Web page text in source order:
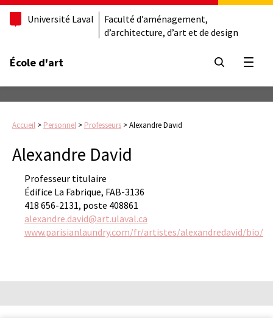
Université Laval
Faculté d’aménagement,
d’architecture, d’art et de design
École d'art
Accueil > Personnel > Professeurs >Alexandre David
Alexandre David
Professeur titulaire
Édifice La Fabrique, FAB-3136
418 656-2131, poste 408861
alexandre.david@art.ulaval.ca
www.parisianlaundry.com/fr/artistes/alexandredavid/bio/